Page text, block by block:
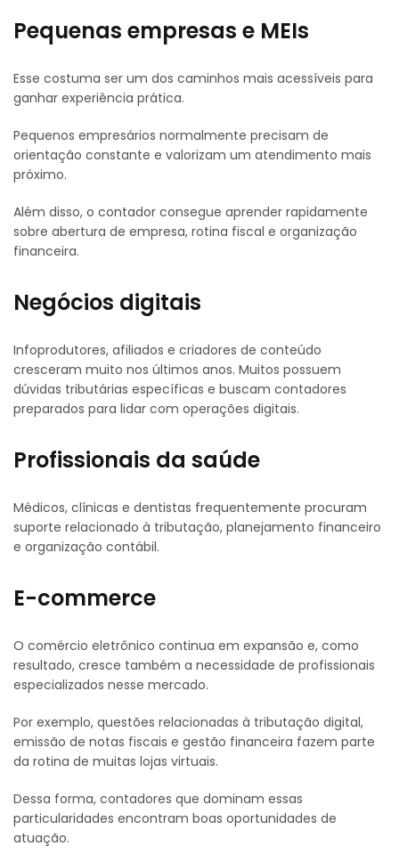
Pequenas empresas e MEIs
Esse costuma ser um dos caminhos mais acessíveis para
ganhar experiência prática.
Pequenos empresários normalmente precisam de
orientação constante e valorizam um atendimento mais
próximo.
Além disso, o contador consegue aprender rapidamente
sobre abertura de empresa, rotina fiscal e organização
financeira.
Negócios digitais
Infoprodutores, afiliados e criadores de conteúdo
cresceram muito nos últimos anos. Muitos possuem
dúvidas tributárias específicas e buscam contadores
preparados para lidar com operações digitais.
Profissionais da saúde
Médicos, clínicas e dentistas frequentemente procuram
suporte relacionado à tributação, planejamento financeiro
e organização contábil.
E-commerce
O comércio eletrônico continua em expansão e, como
resultado, cresce também a necessidade de profissionais
especializados nesse mercado.
Por exemplo, questões relacionadas à tributação digital,
emissão de notas fiscais e gestão financeira fazem parte
da rotina de muitas lojas virtuais.
Dessa forma, contadores que dominam essas
particularidades encontram boas oportunidades de
atuação.